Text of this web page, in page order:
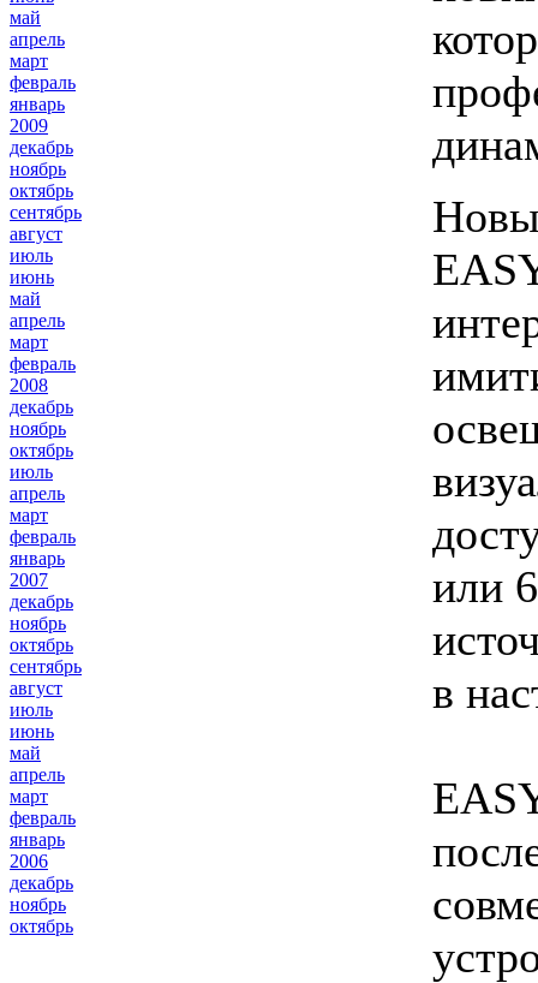
май
апрель
март
февраль
январь
2009
декабрь
ноябрь
октябрь
сентябрь
август
июль
июнь
май
апрель
март
февраль
2008
декабрь
ноябрь
октябрь
июль
апрель
март
февраль
январь
2007
декабрь
ноябрь
октябрь
сентябрь
август
июль
июнь
май
апрель
март
февраль
январь
2006
декабрь
ноябрь
октябрь
или
в